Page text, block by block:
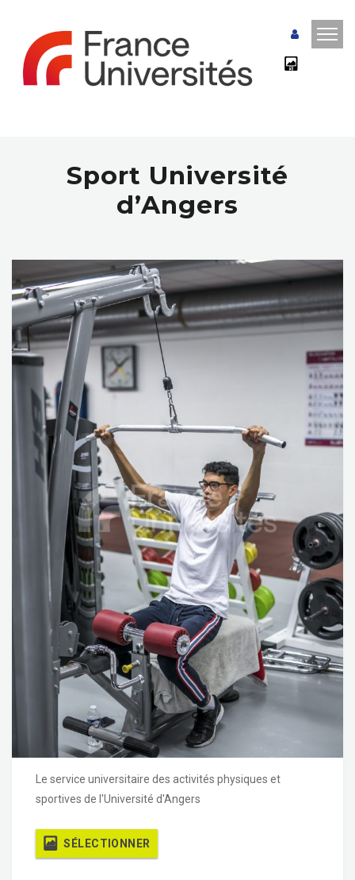
Sport Université
d’Angers
Le service universitaire des activités physiques et
sportives de l'Université d'Angers
SÉLECTIONNER